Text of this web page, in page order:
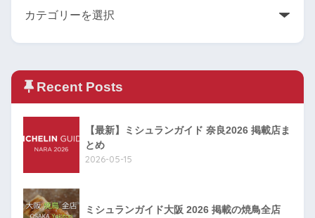
Recent Posts
【最新】ミシュランガイド 奈良2026 掲載店ま
とめ
2026-05-15
ミシュランガイド大阪 2026 掲載の焼鳥全店